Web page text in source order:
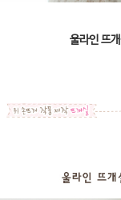
울라인 뜨